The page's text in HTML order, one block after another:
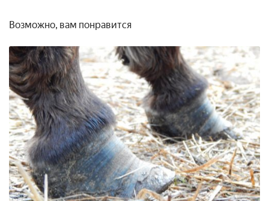
Возможно, вам понравится